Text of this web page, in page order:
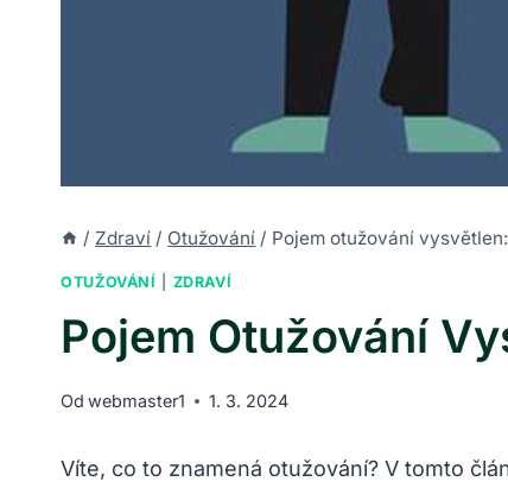
/ Zdraví / Otužování / Pojem otužování
OTUŽOVÁNÍ ZDRAVÍ
Pojem Otužování
Od webmaster1 1. 3. 2024
Víte, co to znamená otužování? V tomto